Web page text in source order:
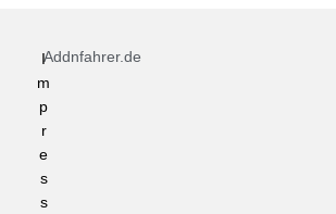
Addnfahrer.de
I
m
p
r
e
s
s